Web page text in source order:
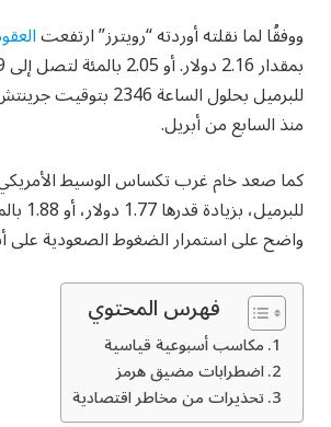
ووفقُا لما نقلته أوردته “رويترز” ارتفعت
للبرميل بحلول الساعة
منذ السابع من أبريل.
واضح على استمرار الضغوط الصعودية على
فهرس المحتوي
مكاسب أسبوعية قياسية
اضطرابات مضيق هرمز
تحذيرات من مخاطر اقتصادية